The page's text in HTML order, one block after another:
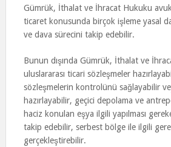
Gümrük, İthalat ve İhracat Hukuku
ticaret konusunda birçok işleme yasal
ve dava sürecini takip edebilir.
Bunun dışında Gümrük, İthalat ve
uluslararası ticari sözleşmeler
sözleşmelerin kontrolünü sağlayabilir
hazırlayabilir, geçici depolama ve
haciz konulan eşya ilgili yapılması
takip edebilir, serbest bölge ile ilgili
gerçekleştirebilir.